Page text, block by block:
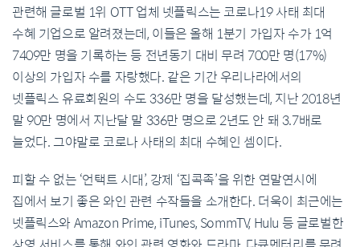
관련해 글로벌 1위 OTT 업체 넷플릭스는 코로나19 사태 최대
수혜 기업으로 알려졌는데, 이들은 올해 1분기 가입자 수가 1억
7409만 명을 기록하는 등 전년동기 대비 무려 700만 명(17%)
이상의 가입자 수를 자랑했다. 같은 기간 우리나라에서의
넷플릭스 유료회원의 수도 336만 명을 달성했는데, 지난 2018년
말 90만 명에서 지난달 말 336만 명으로 2년도 안 돼 3.7배로
늘었다. 그야말로 코로나 사태의 최대 수혜인 셈이다.
피할 수 없는 ‘언택트 시대’, 강제 ‘집콕족’을 위한 연말연시에
집에서 보기 좋은 와인 관련 수작들을 소개한다. 더욱이 최근에는
넷플릭스와 Amazon Prime, iTunes, SommTV, Hulu 등 글로벌한